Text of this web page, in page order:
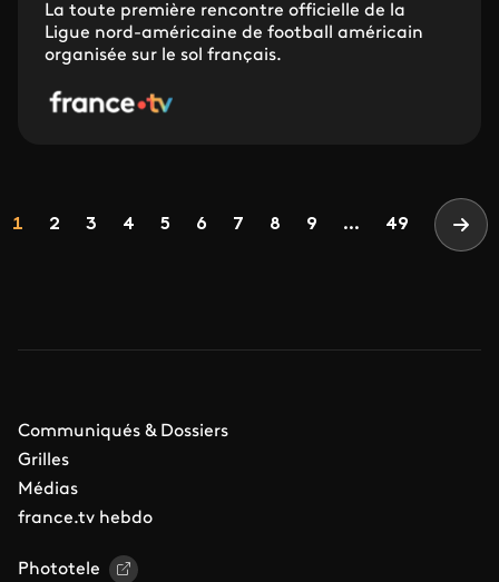
La toute première rencontre officielle de la
Ligue nord-américaine de football américain
organisée sur le sol français.
Page
1 Page
2 Page
3 Page
4 Page
5 Page
6 Page
7 Page
8 Page
9 ... 49
Communiqués & Dossiers
Grilles
Médias
france.tv hebdo
Phototele